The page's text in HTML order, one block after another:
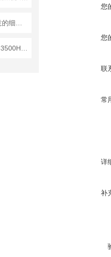
您
您
联
常
详
补